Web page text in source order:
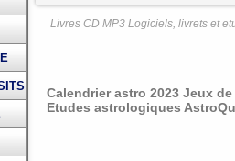
Livres CD MP3 Logiciels, livrets et
Calendrier astro 2023 Jeux
Etudes astrologiques